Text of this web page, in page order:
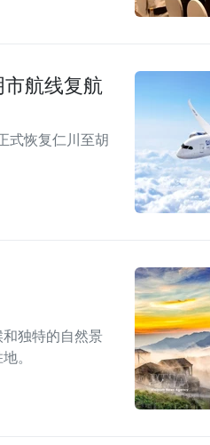
航线复航
式恢复仁川至胡
独特的自然景
。